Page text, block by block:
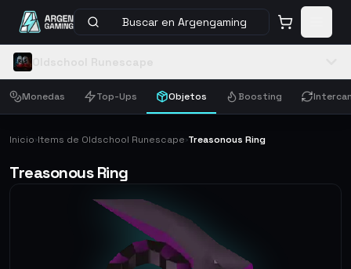
Buscar en Argengaming
Monedas Top-Ups Objetos Boosting
Inicio›Items de Oldschool Runescape›Treasonous Ring
Treasonous Ring